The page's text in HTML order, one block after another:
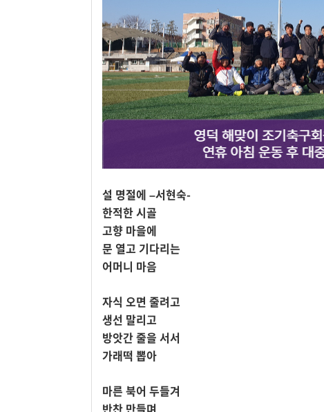
홍보/제작
설 명절에 –서현숙-
한적한 시골
고향 마을에
문 열고 기다리는
어머니 마음
자식 오면 줄려고
생선 말리고
방앗간 줄을 서서
가래떡 뽑아
마른 북어 두들겨
반찬 만들며